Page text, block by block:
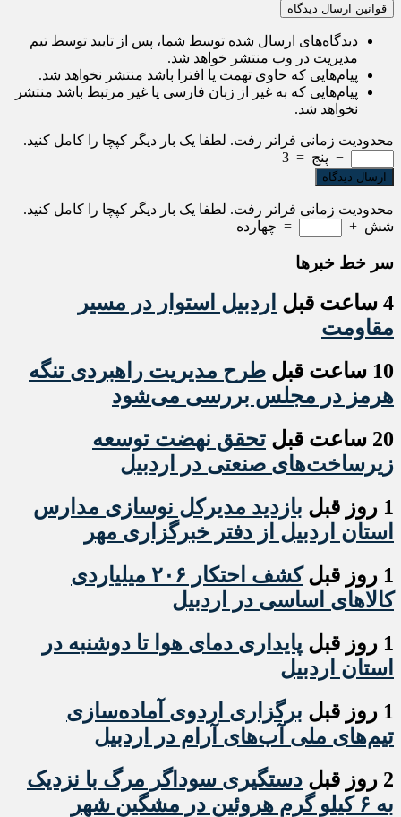
قوانین ارسال دیدگاه
دیدگاه‌های ارسال شده توسط شما، پس از تایید توسط تیم
مدیریت در وب منتشر خواهد شد.
پیام‌هایی که حاوی تهمت یا افترا باشد منتشر نخواهد شد.
پیام‌هایی که به غیر از زبان فارسی یا غیر مرتبط باشد منتشر
نخواهد شد.
محدودیت زمانی فراتر رفت. لطفا یک بار دیگر کپچا را کامل کنید.
− پنج =
3
محدودیت زمانی فراتر رفت. لطفا یک بار دیگر کپچا را کامل کنید.
شش +
= چهارده
سر خط خبرها
4 ساعت قبل
اردبیل استوار در مسیر
مقاومت
10 ساعت قبل
طرح مدیریت راهبردی تنگه
هرمز در مجلس بررسی می‌شود
20 ساعت قبل
تحقق نهضت توسعه
زیرساخت‌های صنعتی در اردبیل
1 روز قبل
بازدید مدیرکل نوسازی مدارس
استان اردبیل از دفتر خبرگزاری مهر
1 روز قبل
کشف احتکار ۲۰۶ میلیاردی
کالاهای اساسی در اردبیل
1 روز قبل
پایداری دمای هوا تا دوشنبه در
استان اردبیل
1 روز قبل
برگزاری اردوی آماده‌سازی
تیم‌های ملی آب‌های آرام در اردبیل
2 روز قبل
دستگیری سوداگر مرگ با نزدیک
به ۶ کیلو گرم هروئین در مشگین شهر